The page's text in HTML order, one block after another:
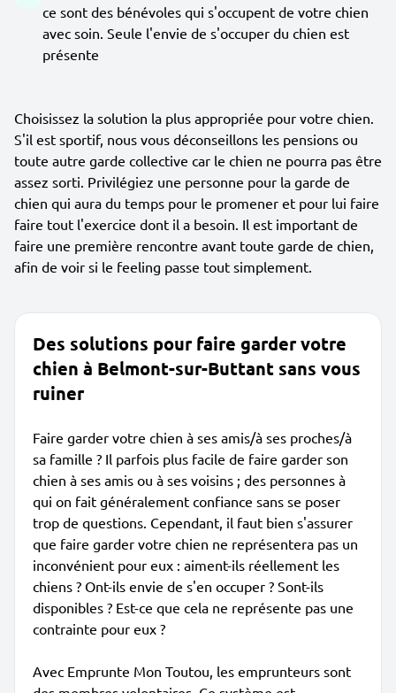
ce sont des bénévoles qui s'occupent de votre chien
avec soin. Seule l'envie de s'occuper du chien est
présente
Choisissez la solution la plus appropriée pour votre chien.
S'il est sportif, nous vous déconseillons les pensions ou
toute autre garde collective car le chien ne pourra pas être
assez sorti. Privilégiez une personne pour la garde de
chien qui aura du temps pour le promener et pour lui faire
faire tout l'exercice dont il a besoin. Il est important de
faire une première rencontre avant toute garde de chien,
afin de voir si le feeling passe tout simplement.
Des solutions pour faire garder votre
chien à Belmont-sur-Buttant sans vous
ruiner
Faire garder votre chien à ses amis/à ses proches/à
sa famille ? Il parfois plus facile de faire garder son
chien à ses amis ou à ses voisins ; des personnes à
qui on fait généralement confiance sans se poser
trop de questions. Cependant, il faut bien s'assurer
que faire garder votre chien ne représentera pas un
inconvénient pour eux : aiment-ils réellement les
chiens ? Ont-ils envie de s'en occuper ? Sont-ils
disponibles ? Est-ce que cela ne représente pas une
contrainte pour eux ?
Avec Emprunte Mon Toutou, les emprunteurs sont